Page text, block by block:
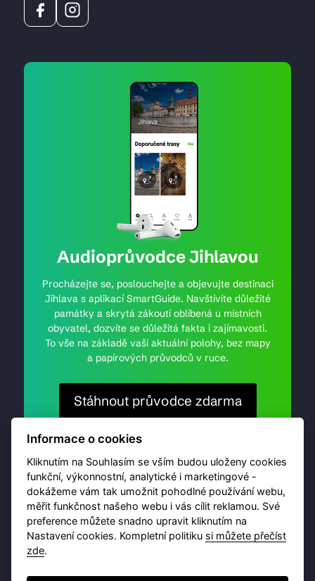
Audioprůvodce Jihlavou
Procházejte se, poslouchejte a objevujte destinaci
Jihlava s aplikací SmartGuide. Navštívíte důležité
památky a skrytá zákoutí oblíbená u místních
obyvatel, dozvíte se důležitá fakta i zajímavosti.
To vše na základě vaší aktuální polohy, bez mapy
a papírových průvodců v ruce.
Stáhnout průvodce zdarma
© 2026 Destinační portál provozujeBrána Jihlavy,
Informace o cookies
Kliknutím na Souhlasím se vším budou uloženy cookies
funkční, výkonnostní, analytické i marketingové -
dokážeme vám tak umožnit pohodlné používání webu,
měřit funkčnost našeho webu i vás cílit reklamou. Své
preference můžete snadno upravit kliknutím na
Nastavení cookies. Kompletní politiku si můžete přečíst
zde.